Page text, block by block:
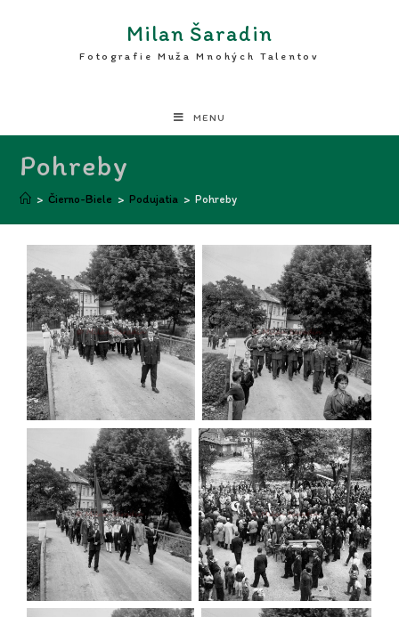
Milan Šaradin
Fotografie Muža Mnohých Talentov
MENU
Pohreby
> Čierno-Biele > Podujatia > Pohreby